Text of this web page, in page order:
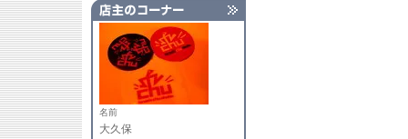
名前
大久保